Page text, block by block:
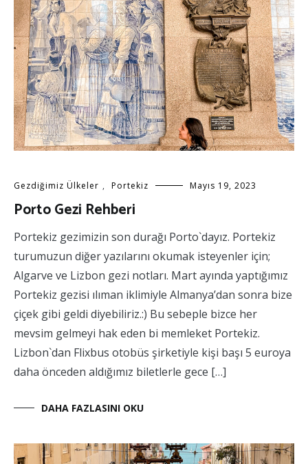
Gezdiğimiz Ülkeler , Portekiz Mayıs 19, 2023
Porto Gezi Rehberi
Portekiz gezimizin son durağı Porto`dayız. Portekiz
turumuzun diğer yazılarını okumak isteyenler için;
Algarve ve Lizbon gezi notları. Mart ayında yaptığımız
Portekiz gezisi ılıman iklimiyle Almanya’dan sonra bize
çiçek gibi geldi diyebiliriz.:) Bu sebeple bizce her
mevsim gelmeyi hak eden bi memleket Portekiz.
Lizbon`dan Flixbus otobüs şirketiyle kişi başı 5 euroya
daha önceden aldığımız biletlerle gece […]
DAHA FAZLASINI OKU